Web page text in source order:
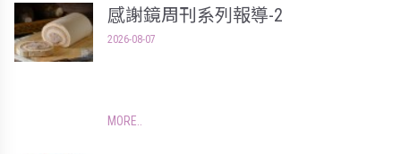
感謝鏡周刊系列報導-2
2026-08-07
MORE